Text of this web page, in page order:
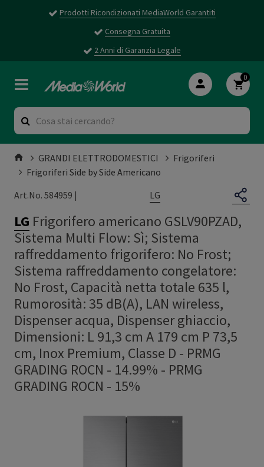
Prodotti Ricondizionati MediaWorld Garantiti
Consegna Gratuita
2 Anni di Garanzia Legale
0
GRANDI ELETTRODOMESTICI
Frigoriferi
Frigoriferi Side by Side Americano
Art.No. 584959 |
LG
LG Frigorifero americano GSLV90PZAD,
Sistema Multi Flow: Sì; Sistema
raffreddamento frigorifero: No Frost;
Sistema raffreddamento congelatore:
No Frost, Capacità netta totale 635 l,
Rumorosità: 35 dB(A), LAN wireless,
Dispenser acqua, Dispenser ghiaccio,
Dimensioni: L 91,3 cm A 179 cm P 73,5
cm, Inox Premium, Classe D - PRMG
GRADING ROCN - 14.99% - PRMG
GRADING ROCN - 15%